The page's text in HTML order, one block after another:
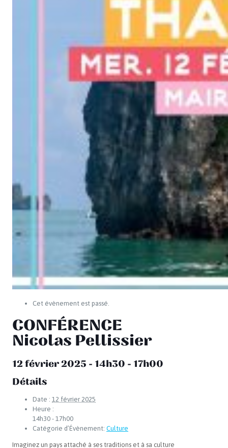
Cet évènement est passé.
CONFÉRENCE
Nicolas Pellissier
12 février 2025 - 14h30 - 17h00
Détails
Date : 12 février 2025
Heure :
14h30 - 17h00
Catégorie d’Évènement: Culture
Imaginez un pays attaché à ses traditions et à sa culture